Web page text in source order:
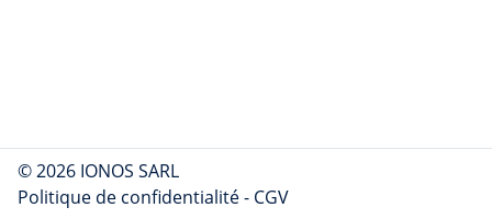
© 2026 IONOS SARL
Politique de confidentialité- CGV